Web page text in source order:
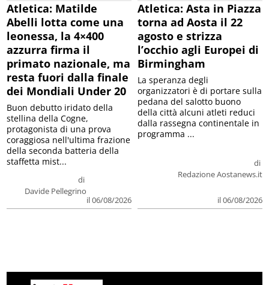
Atletica: Matilde
Abelli lotta come una
leonessa, la 4×400
azzurra firma il
primato nazionale, ma
resta fuori dalla finale
dei Mondiali Under 20
di
Davide Pellegrino
il 06/08/2026
Buon debutto iridato della
stellina della Cogne,
protagonista di una prova
coraggiosa nell'ultima frazione
della seconda batteria della
staffetta mist...
Atletica: Asta in Piazza
torna ad Aosta il 22
agosto e strizza
l’occhio agli Europei di
Birmingham
di
Redazione Aostanews.it
il 06/08/2026
La speranza degli
organizzatori è di portare sulla
pedana del salotto buono
della città alcuni atleti reduci
dalla rassegna continentale in
programma ...